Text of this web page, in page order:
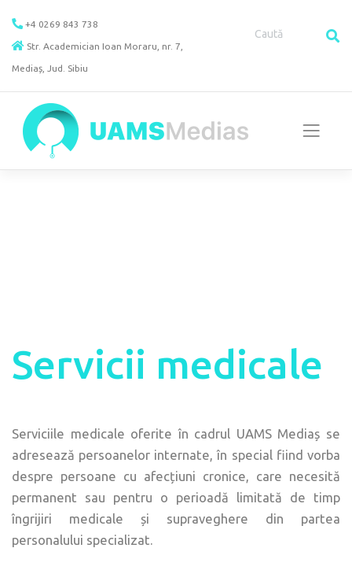
content
+4 0269 843 738
Str. Academician Ioan Moraru, nr. 7,
Mediaș, Jud. Sibiu
Servicii medicale
Serviciile medicale oferite în cadrul UAMS Mediaș se
adresează persoanelor internate, în special fiind vorba
despre persoane cu afecțiuni cronice, care necesită
permanent sau pentru o perioadă limitată de timp
îngrijiri medicale și supraveghere din partea
personalului specializat.